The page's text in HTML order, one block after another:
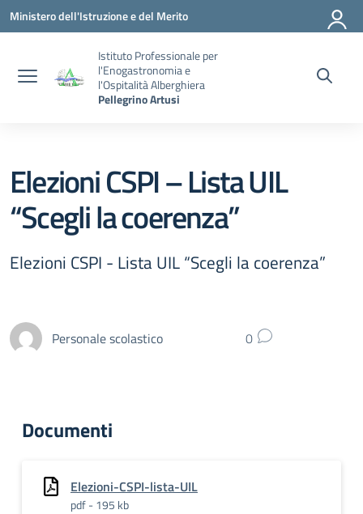
Vai ai contenuti
Vai al menu di navigazione
Vai al footer
Ministero dell'Istruzione e del Merito
Istituto Professionale per
l'Enogastronomia e
l'Ospitalità Alberghiera
Pellegrino Artusi
Elezioni CSPI – Lista UIL
“Scegli la coerenza”
Elezioni CSPI - Lista UIL “Scegli la coerenza”
Personale scolastico 0
Documenti
Elezioni-CSPI-lista-UIL
pdf - 195 kb